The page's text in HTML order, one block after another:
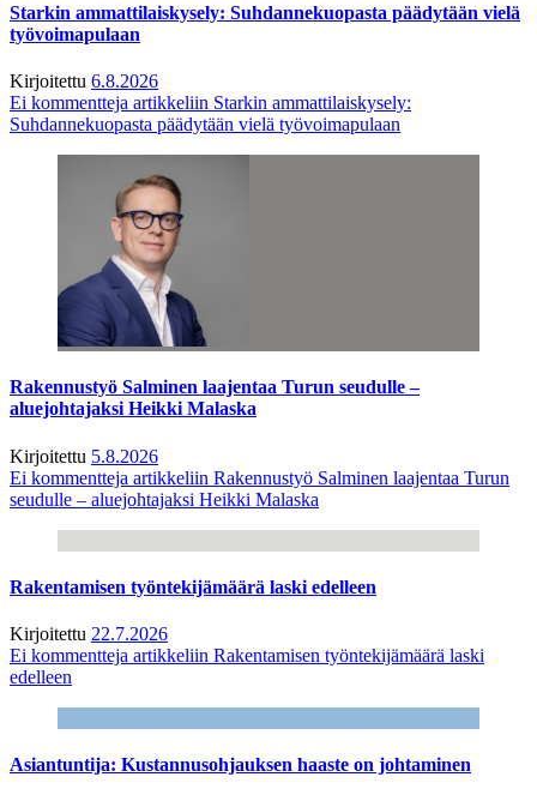
Starkin ammattilaiskysely: Suhdannekuopasta päädytään vielä
työvoimapulaan
Kirjoitettu 6.8.2026
Ei kommentteja artikkeliin Starkin ammattilaiskysely:
Suhdannekuopasta päädytään vielä työvoimapulaan
Rakennustyö Salminen laajentaa Turun seudulle –
aluejohtajaksi Heikki Malaska
Kirjoitettu 5.8.2026
Ei kommentteja artikkeliin Rakennustyö Salminen laajentaa Turun
seudulle – aluejohtajaksi Heikki Malaska
Rakentamisen työntekijämäärä laski edelleen
Kirjoitettu 22.7.2026
Ei kommentteja artikkeliin Rakentamisen työntekijämäärä laski
edelleen
Asiantuntija: Kustannusohjauksen haaste on johtaminen